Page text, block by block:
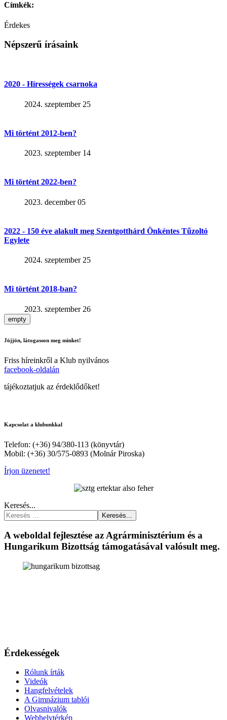
Címkék:
Érdekes
Népszerű írásaink
2020 - Hírességek csarnoka
2024. szeptember 25
Mi történt 2012-ben?
2023. szeptember 14
Mi történt 2022-ben?
2023. december 05
2022 - 150 éve alakult meg Szentgotthárd Önkéntes Tűzoltó
Egylete
2024. szeptember 25
Mi történt 2018-ban?
2023. szeptember 26
empty
Jöjjön, látogasson meg minket!
Friss híreinkről a Klub nyilvános
facebook-oldalán
tájékoztatjuk az érdeklődőket!
Kapcsolat a klubunkkal
Telefon: (+36) 94/380-113 (könyvtár)
Mobil: (+36) 30/575-0893 (Molnár Piroska)
Írjon üzenetet!
Keresés...
Keresés...
A weboldal fejlesztése az Agrárminisztérium és a
Hungarikum Bizottság támogatásával valósult meg.
Érdekességek
Rólunk írták
Videók
Hangfelvételek
A Gimnázium tablói
Olvasnivalók
Webhelytérkép